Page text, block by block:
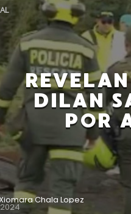
DILAN
POR
Chala Lopez